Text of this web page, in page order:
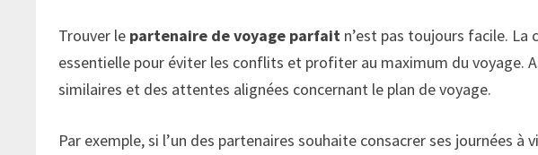
Trouver le partenaire de voyage parfait n’est pas toujours facile.
essentielle pour éviter les conflits et profiter au maximum du voyage.
similaires et des attentes alignées concernant le plan de voyage.
Par exemple, si l’un des partenaires souhaite consacrer ses journées